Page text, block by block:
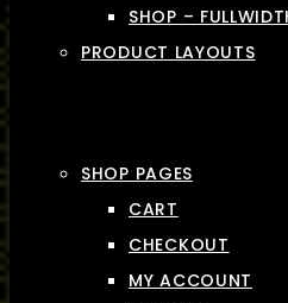
SHOP –
PRODUCT LAYOUTS
SHOP PAGES
CART
CHECKOUT
MY ACCOUNT